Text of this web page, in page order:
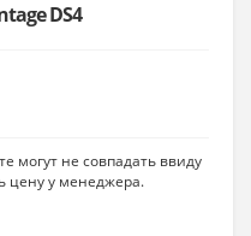
DS4
могут не совпадать ввиду
цену у менеджера.